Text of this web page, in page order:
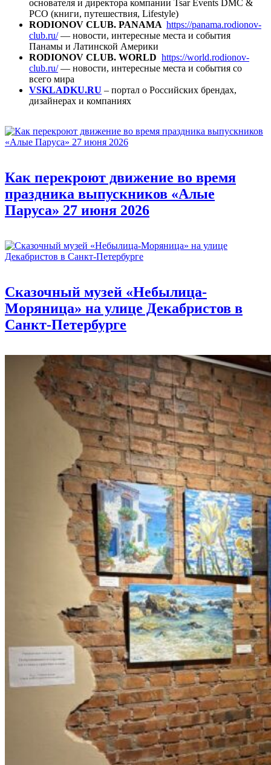
основателя и директора компании Tsar Events DMC &
PCO (книги, путешествия, Lifestyle)
RODIONOV CLUB. PANAMA https://panama.rodionov-
club.ru/— новости, интересные места и события
Панамы и Латинской Америки
RODIONOV CLUB. WORLD https://world.rodionov-
club.ru/ — новости, интересные места и события со
всего мира
VSKLADKU.RU – портал о Российских брендах,
дизайнерах и компаниях
Как перекроют движение во время
праздника выпускников «Алые
Паруса» 27 июня 2026
Сказочный музей «Небылица-
Моряница» на улице Декабристов в
Санкт-Петербурге